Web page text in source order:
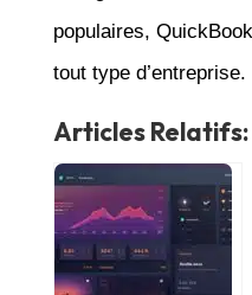
populaires,
tout type d’entreprise.
Articles Relatifs: